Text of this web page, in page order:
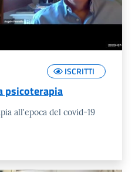
ISCRITTI
psicoterapia
all'epoca del covid-19